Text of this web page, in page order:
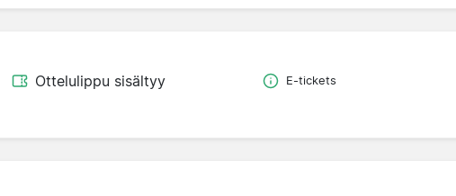
Ottelulippu sisältyy E-tickets